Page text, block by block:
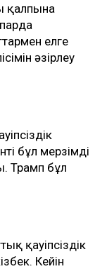
қалпына
елге
әзірлеу
бұл мерзімді
Трамп бұл
қауіпсіздік
Кейін